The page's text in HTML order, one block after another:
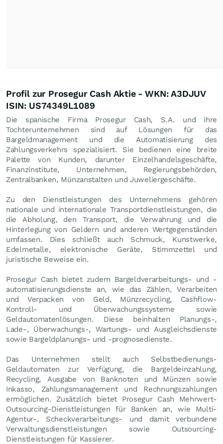
Profil zur Prosegur Cash Aktie - WKN: A3DJUV
ISIN: US74349L1089
Die spanische Firma Prosegur Cash, S.A. und ihre
Tochterunternehmen sind auf Lösungen für das
Bargeldmanagement und die Automatisierung des
Zahlungsverkehrs spezialisiert. Sie bedienen eine breite
Palette von Kunden, darunter Einzelhandelsgeschäfte,
Finanzinstitute, Unternehmen, Regierungsbehörden,
Zentralbanken, Münzanstalten und Juweliergeschäfte.
Zu den Dienstleistungen des Unternehmens gehören
nationale und internationale Transportdienstleistungen, die
die Abholung, den Transport, die Verwahrung und die
Hinterlegung von Geldern und anderen Wertgegenständen
umfassen. Dies schließt auch Schmuck, Kunstwerke,
Edelmetalle, elektronische Geräte, Stimmzettel und
juristische Beweise ein.
Prosegur Cash bietet zudem Bargeldverarbeitungs- und -
automatisierungsdienste an, wie das Zählen, Verarbeiten
und Verpacken von Geld, Münzrecycling, Cashflow-
Kontroll- und Überwachungssysteme sowie
Geldautomatenlösungen. Diese beinhalten Planungs-,
Lade-, Überwachungs-, Wartungs- und Ausgleichsdienste
sowie Bargeldplanungs- und -prognosedienste.
Das Unternehmen stellt auch Selbstbedienungs-
Geldautomaten zur Verfügung, die Bargeldeinzahlung,
Recycling, Ausgabe von Banknoten und Münzen sowie
Inkasso, Zahlungsmanagement und Rechnungszahlungen
ermöglichen. Zusätzlich bietet Prosegur Cash Mehrwert-
Outsourcing-Dienstleistungen für Banken an, wie Multi-
Agentur-, Scheckverarbeitungs- und damit verbundene
Verwaltungsdienstleistungen sowie Outsourcing-
Dienstleistungen für Kassierer.